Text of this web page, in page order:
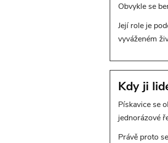
Obvykle se
Její role je
vyváženém
Kdy ji
Pískavice se
jednorázové
Právě proto